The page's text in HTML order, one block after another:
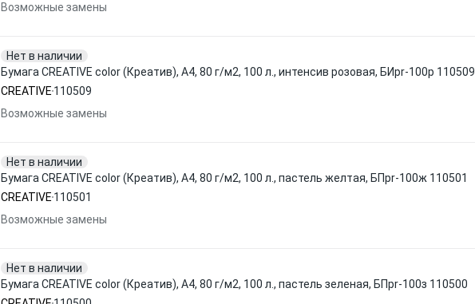
Возможные замены
Нет в наличии
Бумага CREATIVE color (Креатив), А4, 80 г/м2, 100 л., интенсив розовая, БИpr-100р 110509
CREATIVE 110509
Возможные замены
Нет в наличии
Бумага CREATIVE color (Креатив), А4, 80 г/м2, 100 л., пастель желтая, БПpr-100ж 110501
CREATIVE 110501
Возможные замены
Нет в наличии
Бумага CREATIVE color (Креатив), А4, 80 г/м2, 100 л., пастель зеленая, БПpr-100з 110500